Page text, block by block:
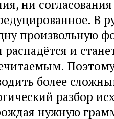
ни
В
произвольную
и
более
разбор
нужную